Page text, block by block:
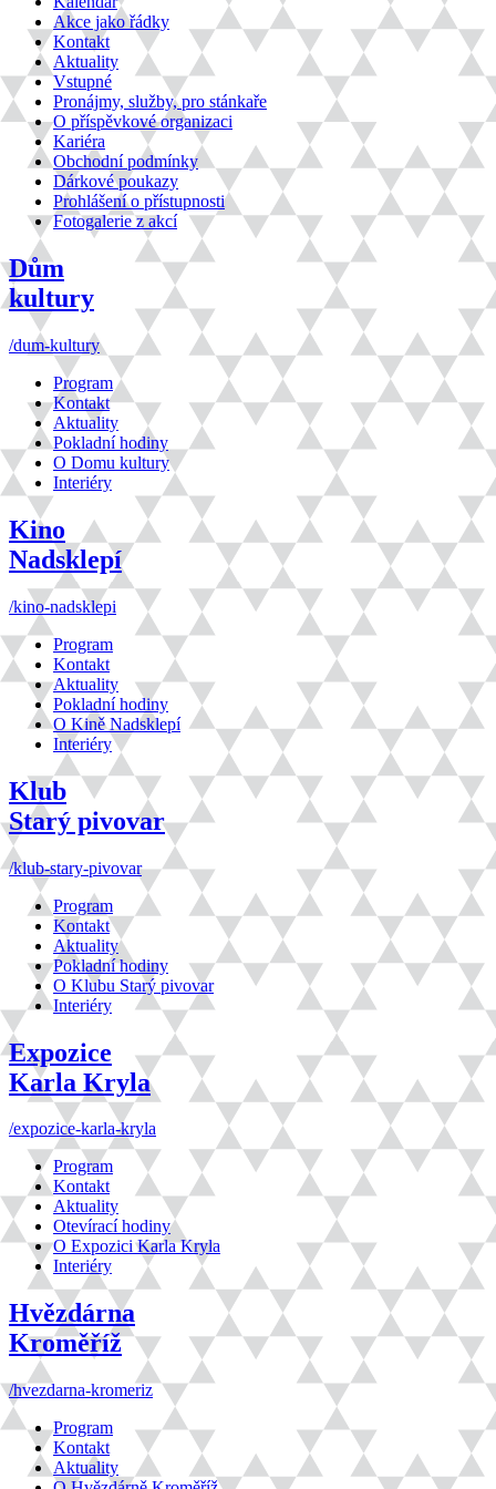
Akce jako řádky
Kontakt
Aktuality
Vstupné
Pronájmy, služby, pro stánkaře
O příspěvkové organizaci
Kariéra
Obchodní podmínky
Dárkové poukazy
Prohlášení o přístupnosti
Fotogalerie z akcí
Dům
kultury
/dum-kultury
Program
Kontakt
Aktuality
Pokladní hodiny
O Domu kultury
Interiéry
Kino
Nadsklepí
/kino-nadsklepi
Program
Kontakt
Aktuality
Pokladní hodiny
O Kině Nadsklepí
Interiéry
Klub
Starý pivovar
/klub-stary-pivovar
Program
Kontakt
Aktuality
Pokladní hodiny
O Klubu Starý pivovar
Interiéry
Expozice
Karla Kryla
/expozice-karla-kryla
Program
Kontakt
Aktuality
Otevírací hodiny
O Expozici Karla Kryla
Interiéry
Hvězdárna
Kroměříž
/hvezdarna-kromeriz
Program
Kontakt
Aktuality